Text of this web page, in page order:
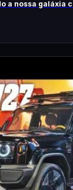
a nossa galáxia